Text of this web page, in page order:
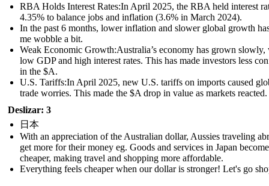
RBA Holds Interest Rates:In April 2025, the RBA held interest
4.35% to balance jobs and inflation (3.6% in March 2024).
In the past 6 months, lower inflation and slower global growth
me wobble a bit.
Weak Economic Growth:Australia’s economy has grown slowly,
low GDP and high interest rates. This has made investors less
in the $A.
U.S. Tariffs:In April 2025, new U.S. tariffs on imports caused
trade worries. This made the $A drop in value as markets reacted.
Deslizar: 3
日本
With an appreciation of the Australian dollar, Aussies traveling
get more for their money eg. Goods and services in Japan become
cheaper, making travel and shopping more affordable.
Everything feels cheaper when our dollar is stronger! Let's go